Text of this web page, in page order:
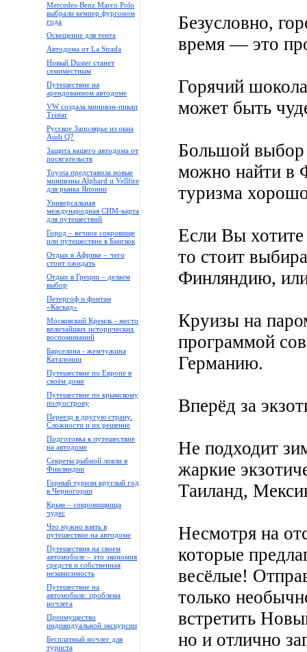
Mercedes-Benz Marco Polo
выбрали кемпер фургоном
года
Освещение для тента
Автодома от La Strada
Новый Duster станет
семиместным
Путешествие на
арендованном автодоме
VW создала минивэн-пикап
Tristar
Русское Заполярье из окна
Audi Q7
Защита вашего автодома от
посягательств
Toyota представила новые
минивэны Alphard и Vellfire
для рынка Японии
Универсальная
международная СИМ-карта
для путешествий
Город – вечное сокровище
или путешествие в Бангкок
Отдых в Африке – чего
стоит ожидать
Отдых в Греции – делаем
выбор
Петергоф и фонтан
«Каскад»
Московский Кремль - место
величайших исторических
воспоминаний
Барселона - жемчужина
Каталонии
Путешествие по Европе в
своём доме
Путешествие по крымскому
полуострову
Переезд в другую страну.
Сложности и их решение
Подготовка к путешествие
на автодоме
Секреты рыбной ловли в
Финляндии
Горный туризм круглый год
в Черногории
Крым – сокровищница
чудес
Что нужно взять в
путешествие на автодоме
Путешествия на своем
автомобиле – это экономия
средств и собственная
независимость
Путешествие на
автомобиле: проблема
ночлега
Преимущество
индивидуальной экскурсии
Бесплатный ночлег для
туриста
Безусловно,
время — это
Горячий
может быть
Большой выбор
можно найти в
туризма
Если Вы хотите
то стоит
Финляндию,
Круизы на
программой
Германию.
Вперёд за
Не подходит
жаркие
Таиланд,
Несмотря на
которые
весёлые!
только
встретить
но и отлично